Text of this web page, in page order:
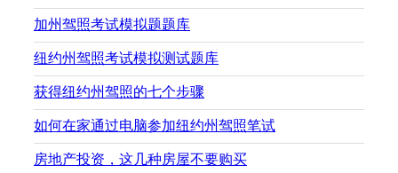
加州驾照考试模拟题题库
纽约州驾照考试模拟测试题库
获得纽约州驾照的七个步骤
如何在家通过电脑参加纽约州驾照笔试
房地产投资，这几种房屋不要购买